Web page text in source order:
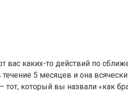
вас каких-то действий по
5 месяцев и она
тот, который вы назвали «как